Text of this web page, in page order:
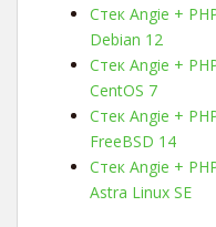
Стек Angie +
Debian 12
Стек Angie +
CentOS 7
Стек Angie +
FreeBSD 14
Стек Angie +
Astra Linux SE